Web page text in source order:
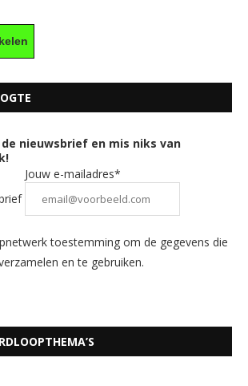
nieuwsbrief en mis niks van
Jouw e-mailadres*
toestemming om de gegevens die
en te gebruiken.